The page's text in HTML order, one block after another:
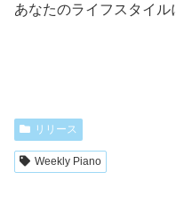
あなたのライフスタイル
リリース
Weekly Piano